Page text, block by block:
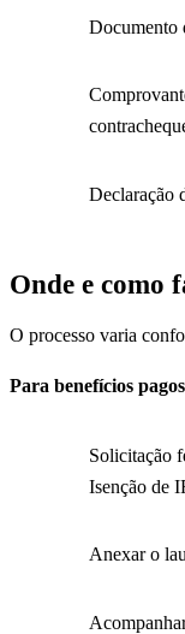
Documento
Declaração
Onde e como
O processo varia
Para benefícios
Solicitação
Isenção de
Anexar o